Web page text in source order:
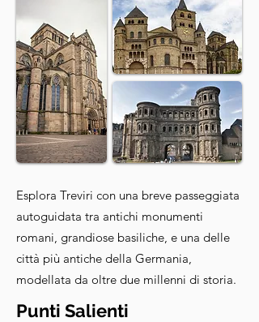
Esplora Treviri con una breve passeggiata
autoguidata tra antichi monumenti
romani, grandiose basiliche, e una delle
città più antiche della Germania,
modellata da oltre due millenni di storia.
Punti Salienti